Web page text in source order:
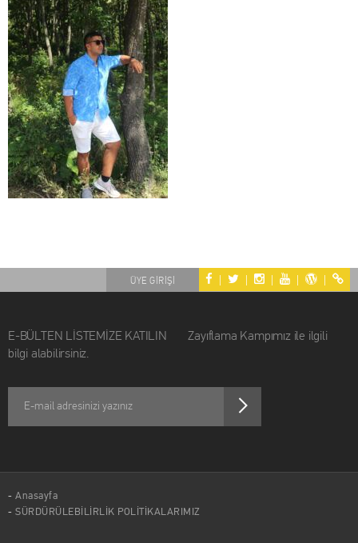
| | | | |
ÜYE GİRİŞİ
E-BÜLTEN LİSTEMİZE KATILIN Zayıflama Kampımız ile ilgili
bilgi alabilirsiniz.
Anasayfa
SÜRDÜRÜLEBİLİRLİK POLİTİKALARIMIZ